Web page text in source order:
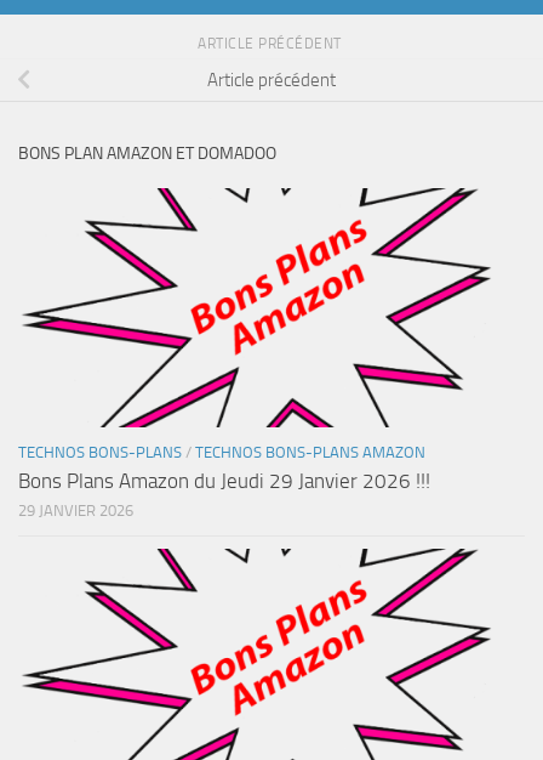
ARTICLE PRÉCÉDENT
Article précédent
BONS PLAN AMAZON ET DOMADOO
TECHNOS BONS-PLANS / TECHNOS BONS-PLANS AMAZON
Bons Plans Amazon du Jeudi 29 Janvier 2026 !!!
29 JANVIER 2026